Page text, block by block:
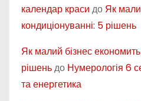
календар краси до Як
кондиціонуванні: 5 рішень
Як малий бізнес
рішеньдо Нумерологія 6
та енергетика